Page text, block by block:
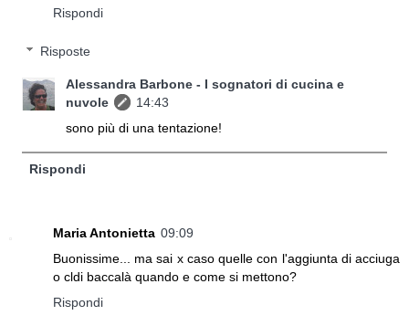
Rispondi
Risposte
Alessandra Barbone - I sognatori di cucina e
nuvole
14:43
sono più di una tentazione!
Rispondi
Maria Antonietta 09:09
Buonissime... ma sai x caso quelle con l'aggiunta di acciuga
o cldi baccalà quando e come si mettono?
Rispondi